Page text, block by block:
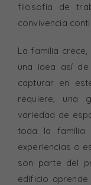
filosofía de
convivencia
La familia
una idea así
capturar en
requiere, una
variedad de
toda la familia
experiencias o
son parte del
edificio